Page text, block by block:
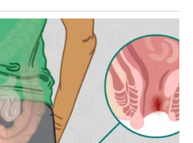
preokret.
neizvjesno sada konačno dolazi
na vrata
važni i uspješni trenuci.